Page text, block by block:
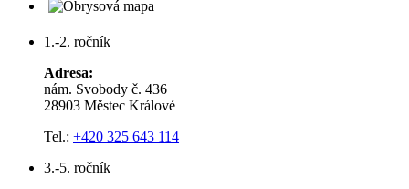
1.-2. ročník
Adresa:
nám. Svobody č. 436
28903 Městec Králové
Tel.: +420 325 643 114
3.-5. ročník